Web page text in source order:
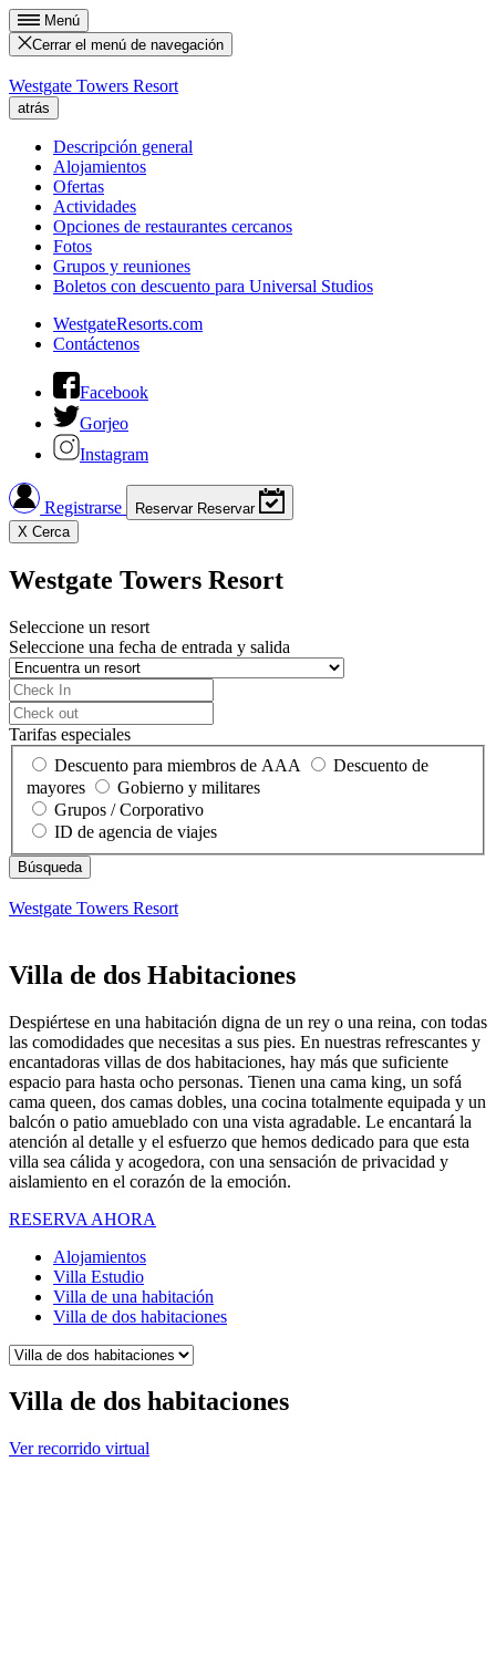
Menú
Cerrar el menú de navegación
Westgate Towers Resort
atrás
Descripción general
Alojamientos
Ofertas
Actividades
Opciones de restaurantes cercanos
Fotos
Grupos y reuniones
Boletos con descuento para Universal Studios
WestgateResorts.com
Contáctenos
Facebook
Gorjeo
Instagram
Registrarse Reservar Reservar
X Cerca
Westgate Towers Resort
Seleccione un resort
Seleccione una fecha de entrada y salida
Tarifas especiales
Descuento para miembros de AAA
Descuento de
mayores
Gobierno y militares
Grupos / Corporativo
ID de agencia de viajes
Westgate Towers Resort
Villa de dos Habitaciones
Despiértese en una habitación digna de un rey o una reina, con todas
las comodidades que necesitas a sus pies. En nuestras refrescantes y
encantadoras villas de dos habitaciones, hay más que suficiente
espacio para hasta ocho personas. Tienen una cama king, un sofá
cama queen, dos camas dobles, una cocina totalmente equipada y un
balcón o patio amueblado con una vista agradable. Le encantará la
atención al detalle y el esfuerzo que hemos dedicado para que esta
villa sea cálida y acogedora, con una sensación de privacidad y
aislamiento en el corazón de la emoción.
RESERVA AHORA
Alojamientos
Villa Estudio
Villa de una habitación
Villa de dos habitaciones
Villa de dos habitaciones
Ver recorrido virtual